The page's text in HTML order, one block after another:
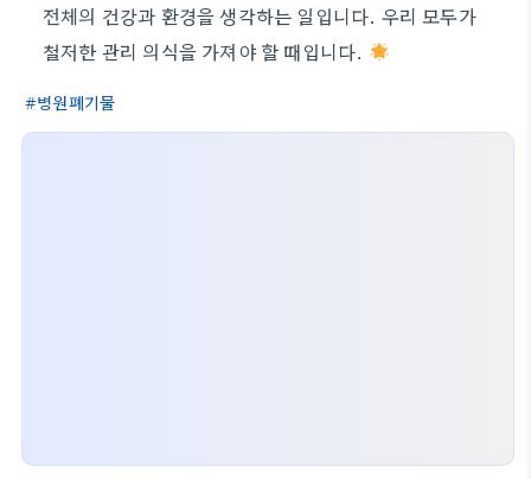
전체의 건강과 환경을 생각하는 일입니다. 우리 모두가
철저한 관리 의식을 가져야 할 때입니다.
병원폐기물